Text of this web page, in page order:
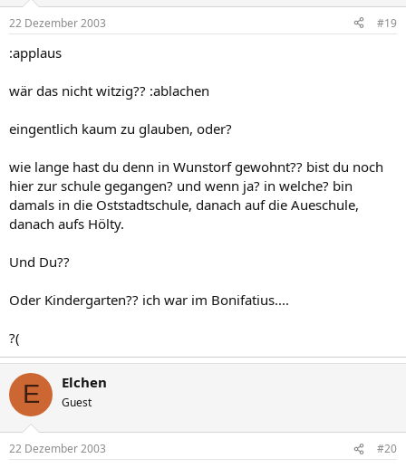
22 Dezember 2003 #19
:applaus
wär das nicht witzig?? :ablachen
eingentlich kaum zu glauben, oder?
wie lange hast du denn in Wunstorf gewohnt?? bist du noch
hier zur schule gegangen? und wenn ja? in welche? bin
damals in die Oststadtschule, danach auf die Aueschule,
danach aufs Hölty.
Und Du??
Oder Kindergarten?? ich war im Bonifatius....
?(
E Elchen
Guest
22 Dezember 2003 #20